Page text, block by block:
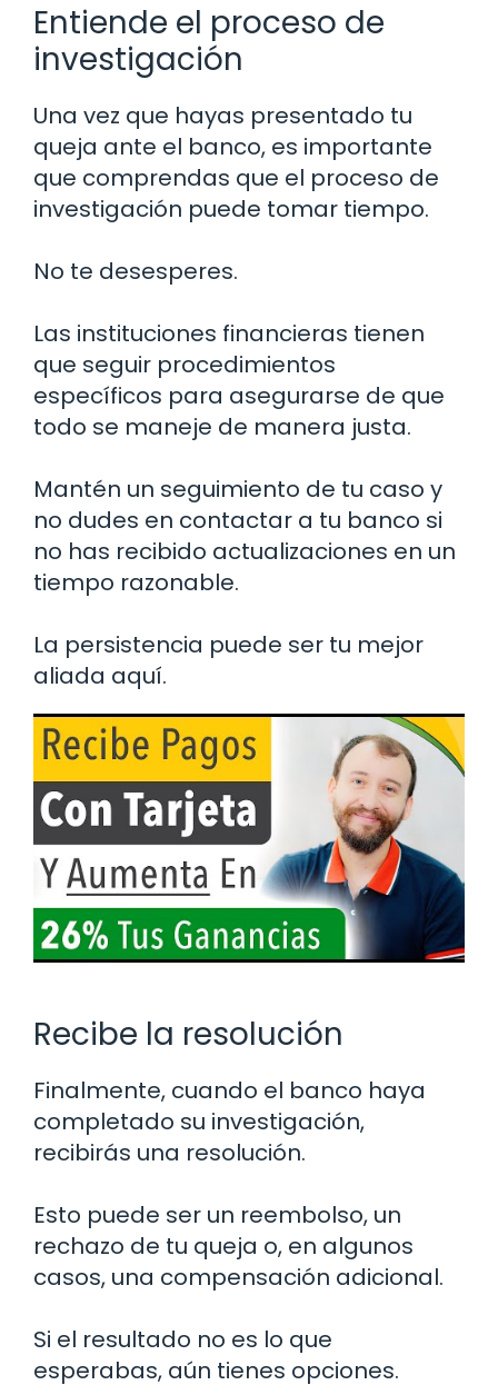
Entiende el proceso de
investigación
Una vez que hayas presentado tu
queja ante el banco, es importante
que comprendas que el proceso de
investigación puede tomar tiempo.
No te desesperes.
Las instituciones financieras tienen
que seguir procedimientos
específicos para asegurarse de que
todo se maneje de manera justa.
Mantén un seguimiento de tu caso y
no dudes en contactar a tu banco si
no has recibido actualizaciones en un
tiempo razonable.
La persistencia puede ser tu mejor
aliada aquí.
Recibe la resolución
Finalmente, cuando el banco haya
completado su investigación,
recibirás una resolución.
Esto puede ser un reembolso, un
rechazo de tu queja o, en algunos
casos, una compensación adicional.
Si el resultado no es lo que
esperabas, aún tienes opciones.